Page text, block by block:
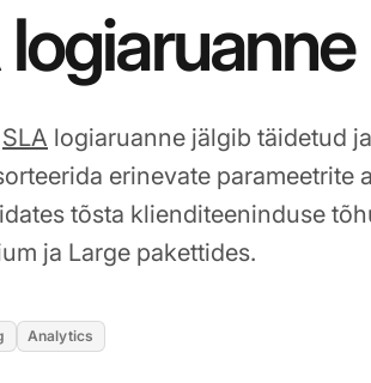
SLA logiaruanne jälgib täidetud
erinevate parameetrite
tõsta klienditeeninduse
ja Large pakettides.
Analytics